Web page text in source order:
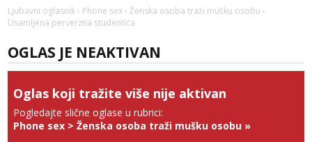
Razgovaram :)
Obavijesti me kada se oslobodi
Čekam tvoj poziv!
Tel:064/677-677- Kod: #142
tel:0,93€ - mob:1,12€ min
Ljubavni oglasnik › Phone sex › Ženska osoba traži mušku osobu ›
Usamljena perverzna studentica
OGLAS JE NEAKTIVAN
Oglas koji tražite više nije aktivan
Pogledajte slične oglase u rubrici:
Phone sex > Ženska osoba traži mušku osobu »